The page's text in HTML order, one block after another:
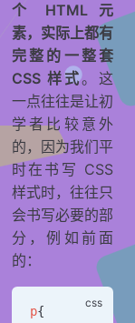
个 HTML 元
素，实际上都有
完整的一整套
CSS 样式。这
一点往往是让初
学者比较意外
的，因为我们平
时在书写 CSS
样式时，往往只
会书写必要的部
分，例如前面
的：
p{